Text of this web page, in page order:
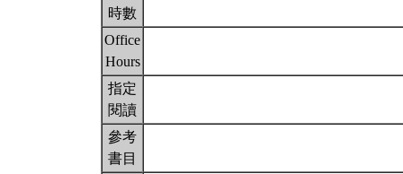
時數
Office
Hours
指定
閱讀
參考
書目